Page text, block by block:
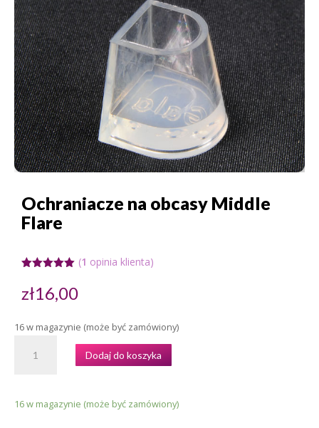
Ochraniacze na obcasy Middle
Flare
5.00na 5
na
klienta
(1 opinia klienta)
zł16,00
16 w magazynie (może być zamówiony)
OCHRANIACZE
MIDDLE
Dodaj do koszyka
16 w magazynie (może być zamówiony)